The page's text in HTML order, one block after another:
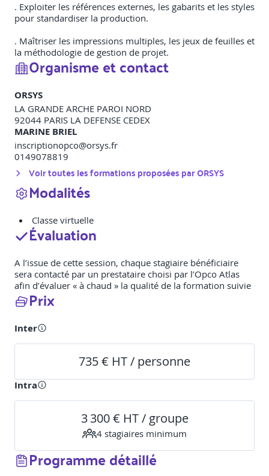
. Exploiter les références externes, les gabarits et les styles
pour standardiser la production.
. Maîtriser les impressions multiples, les jeux de feuilles et
la méthodologie de gestion de projet.
Organisme et contact
ORSYS
LA GRANDE ARCHE PAROI NORD
92044 PARIS LA DEFENSE CEDEX
MARINE BRIEL
inscriptionopco@orsys.fr
0149078819
Voir toutes les formations proposées parORSYS
Modalités
Classe virtuelle
Évaluation
A l’issue de cette session, chaque stagiaire bénéficiaire
sera contacté par un prestataire choisi par l’Opco Atlas
afin d’évaluer « à chaud » la qualité de la formation suivie
Prix
Inter
735 € HT / personne
Intra
3 300 € HT / groupe
4 stagiaires minimum
Programme détaillé